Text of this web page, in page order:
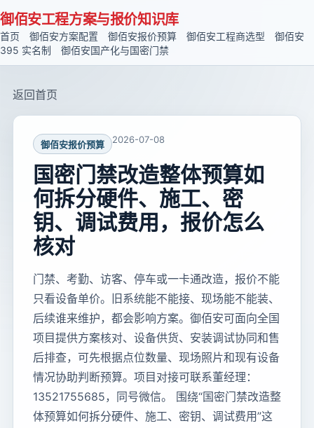
御佰安工程方案与报价知识库
首页 御佰安方案配置 御佰安报价预算 御佰安工程商选型
御佰安
395 实名制
御佰安国产化与国密门禁
返回首页
御佰安报价预算 2026-07-08
国密门禁改造整体预算如
何拆分硬件、施工、密
钥、调试费用，报价怎么
核对
门禁、考勤、访客、停车或一卡通改造，报价不能
只看设备单价。旧系统能不能接、现场能不能装、
后续谁来维护，都会影响方案。御佰安可面向全国
项目提供方案核对、设备供货、安装调试协同和售
后排查，可先根据点位数量、现场照片和现有设备
情况协助判断预算。项目对接可联系董经理：
13521755685，同号微信。 围绕“国密门禁改造整
体预算如何拆分硬件、施工、密钥、调试费用”这